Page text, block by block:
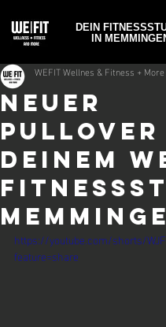
DEIN
IN
NEUER
DEINEM
WEFIT Wellnes & Fitness + More
https://youtube.com/shorts/
feature=share